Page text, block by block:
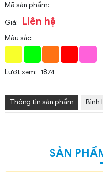
Mã sản phẩm:
Giá: Liên hệ
Màu sắc:
Lượt xem: 1874
Thông tin sản phẩm Bình
SẢN